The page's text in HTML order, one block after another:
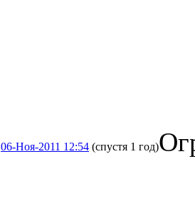
06-Ноя-2011 12:54 (спустя 1 год)